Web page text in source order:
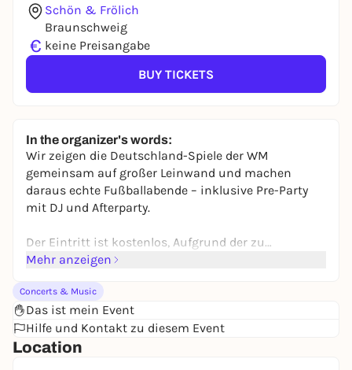
Schön & Frölich
Braunschweig
€ keine Preisangabe
BUY TICKETS
In the organizer's words:
Wir zeigen die Deutschland-Spiele der WM
gemeinsam auf großer Leinwand und machen
daraus echte Fußballabende – inklusive Pre-Party
mit DJ und Afterparty.
Der Eintritt ist kostenlos, Aufgrund der zu
erwartenden hohen Nachfrage empfehlen wir euch
zu buchen.
Du buchst Dir ein kostenfreies Ticket und
bekommst garantierten Einlass bis 21.30 Uhr.
Mehr anzeigen
Concerts & Music
Das ist mein Event
Hilfe und Kontakt zu diesem Event
Location